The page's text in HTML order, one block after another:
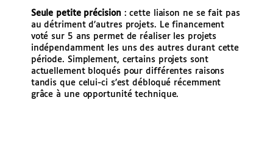
Seule petite précision: cette liaison ne se fait pas
au détriment d’autres projets. Le financement
voté sur 5 ans permet de réaliser les projets
indépendamment les uns des autres durant cette
période. Simplement, certains projets sont
actuellement bloqués pour différentes raisons
tandis que celui-ci s’est débloqué récemment
grâce à une opportunité technique.